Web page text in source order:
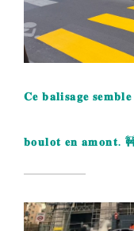
𝐂𝐞 𝐛𝐚𝐥𝐢𝐬𝐚𝐠𝐞
𝐛𝐨𝐮𝐥𝐨𝐭 𝐞𝐧 𝐚𝐦𝐨𝐧𝐭.